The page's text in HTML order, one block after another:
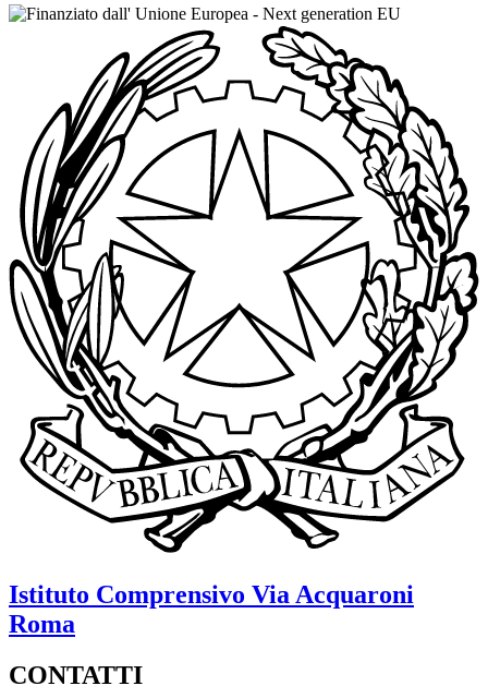
Istituto Comprensivo Via Acquaroni
Roma
CONTATTI